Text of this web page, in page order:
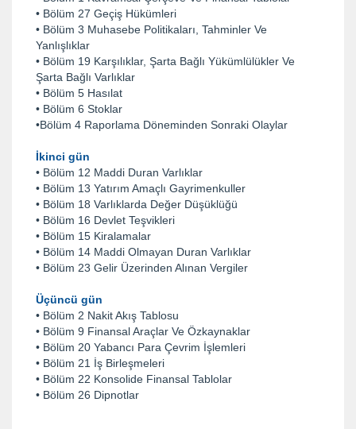
• Bölüm 27 Geçiş Hükümleri
• Bölüm 3 Muhasebe Politikaları, Tahminler Ve
Yanlışlıklar
• Bölüm 19 Karşılıklar, Şarta Bağlı Yükümlülükler Ve
Şarta Bağlı Varlıklar
• Bölüm 5 Hasılat
• Bölüm 6 Stoklar
•Bölüm 4 Raporlama Döneminden Sonraki Olaylar
İkinci gün
• Bölüm 12 Maddi Duran Varlıklar
• Bölüm 13 Yatırım Amaçlı Gayrimenkuller
• Bölüm 18 Varlıklarda Değer Düşüklüğü
• Bölüm 16 Devlet Teşvikleri
• Bölüm 15 Kiralamalar
• Bölüm 14 Maddi Olmayan Duran Varlıklar
• Bölüm 23 Gelir Üzerinden Alınan Vergiler
Üçüncü gün
• Bölüm 2 Nakit Akış Tablosu
• Bölüm 9 Finansal Araçlar Ve Özkaynaklar
• Bölüm 20 Yabancı Para Çevrim İşlemleri
• Bölüm 21 İş Birleşmeleri
• Bölüm 22 Konsolide Finansal Tablolar
• Bölüm 26 Dipnotlar